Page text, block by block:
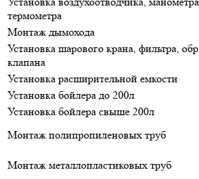
термометра
Монтаж дымохода
Установка шарового крана, фильтра, обр
клапана
Установка расширительной емкости
Установка бойлера до 200л
Установка бойлера свыше 200л
Монтаж полипропиленовых труб
Монтаж металлопластиковых труб